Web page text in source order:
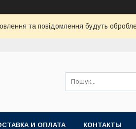
та повідомлення будуть
И ОПЛАТА КОНТАКТЫ